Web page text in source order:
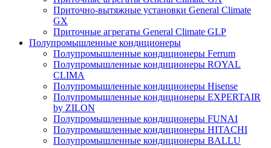
Приточно-вытяжные установки General Climate
GX
Приточные агрегаты General Climate GLP
Полупромышленные кондиционеры
Полупромышленные кондиционеры Ferrum
Полупромышленные кондиционеры ROYAL
CLIMA
Полупромышленные кондиционеры Hisense
Полупромышленные кондиционеры EXPERTAIR
by ZILON
Полупромышленные кондиционеры FUNAI
Полупромышленные кондиционеры HITACHI
Полупромышленные кондиционеры BALLU